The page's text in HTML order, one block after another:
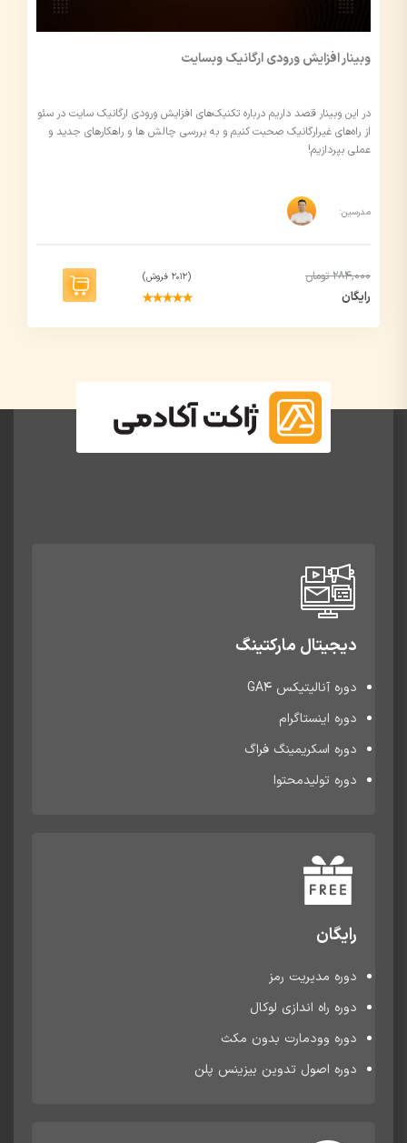
وبینار افزایش ورودی ارگانیک وبسایت
در این وبینار قصد داریم درباره تکنیک‌های افزایش ورودی ارگانیک سایت در سئو
از راه‌های غیرارگانیک صحبت کنیم و به بررسی چالش ها و راهکار‌های جدید و
عملی بپردازیم!
مدرسین:
284,000 تومان
رایگان
(2012 فروش)
دیجیتال مارکتینگ
دوره آنالیتیکس GA4
دوره اینستاگرام
دوره اسکریمینگ فراگ
دوره تولیدمحتوا
رایگان
دوره مدیریت رمز
دوره راه اندازی لوکال
دوره وودمارت بدون مکث
دوره اصول تدوین بیزینس پلن